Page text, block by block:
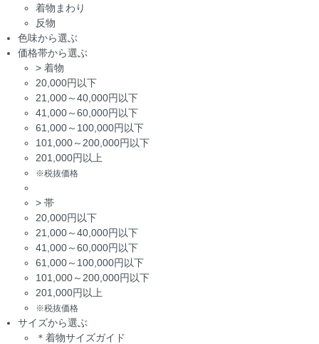
着物まわり
反物
色味から選ぶ
価格帯から選ぶ
> 着物
20,000円以下
21,000～40,000円以下
41,000～60,000円以下
61,000～100,000円以下
101,000～200,000円以下
201,000円以上
※税抜価格
> 帯
20,000円以下
21,000～40,000円以下
41,000～60,000円以下
61,000～100,000円以下
101,000～200,000円以下
201,000円以上
※税抜価格
サイズから選ぶ
＊着物サイズガイド